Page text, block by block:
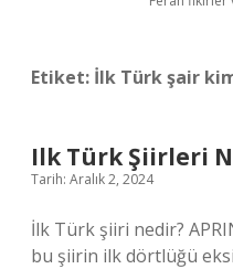
Etiket: İlk Türk şair
Ilk Türk Şiirleri
Tarih: Aralık 2, 2024
İlk Türk şiiri nedir?
bu şiirin ilk dörtlüğü